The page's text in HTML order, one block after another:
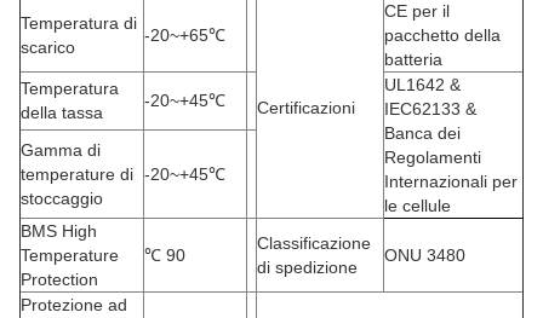
Temperatura di
scarico
-20~+65℃
Certificazioni
CE per il
pacchetto della
batteria
Temperatura
della tassa
-20~+45℃
UL1642 &
IEC62133 &
Banca dei
Regolamenti
Internazionali per
le cellule
Gamma di
temperature di
stoccaggio
-20~+45℃
BMS High
Temperature
Protection
℃ 90
Classificazione
di spedizione
ONU 3480
Protezione ad